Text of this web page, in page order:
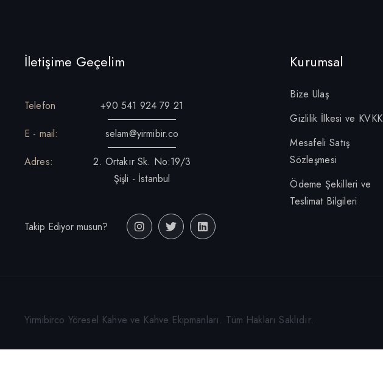
İletişime Geçelim
Telefon
+90 541 924 79 21
E - mail:
selam@yirmibir.co
Adres:
2. Ortakır Sk. No:19/3
Şişli - İstanbul
Takip Ediyor musun?
Kurumsal
Bize Ulaş
Gizlilik İlkesi ve KVKK
Mesafeli Satış
Sözleşmesi
Ödeme Şekilleri ve
Teslimat Bilgileri
Yirmibirco Yöresel Kahve ve Kahve Ekipmanları. Tüm Hakları Saklıdır.